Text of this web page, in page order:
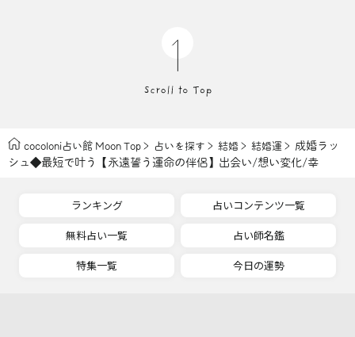
cocoloni占い館 Moon Top 占いを探す 結婚 結婚運
成婚ラッ
シュ◆最短で叶う【永遠誓う運命の伴侶】出会い/想い変化/幸
ランキング
占いコンテンツ一覧
無料占い一覧
占い師名鑑
特集一覧
今日の運勢